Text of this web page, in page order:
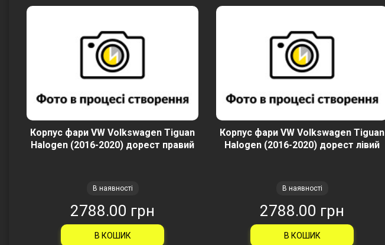
Корпус фари VW Volkswagen Tiguan
Halogen (2016-2020) дорест правий
В наявності
2788.00 грн
В КОШИК
Корпус фари VW Volkswagen Tiguan
Halogen (2016-2020) дорест лівий
В наявності
2788.00 грн
В КОШИК